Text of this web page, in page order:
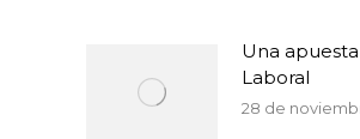
Una
Laboral
28 de